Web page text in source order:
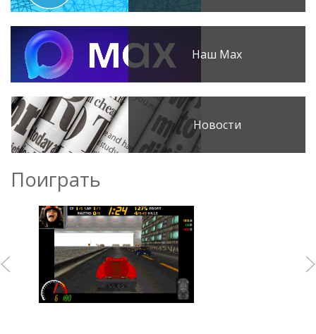
Наш Max
Новости
Поиграть